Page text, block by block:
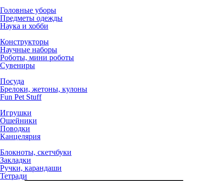
Головные уборы
Предметы одежды
Наука и хобби
Конструкторы
Научные наборы
Роботы, мини роботы
Сувениры
Посуда
Брелоки, жетоны, кулоны
Fun Pet Stuff
Игрушки
Ошейники
Поводки
Канцелярия
Блокноты, скетчбуки
Закладки
Ручки, карандаши
Тетради